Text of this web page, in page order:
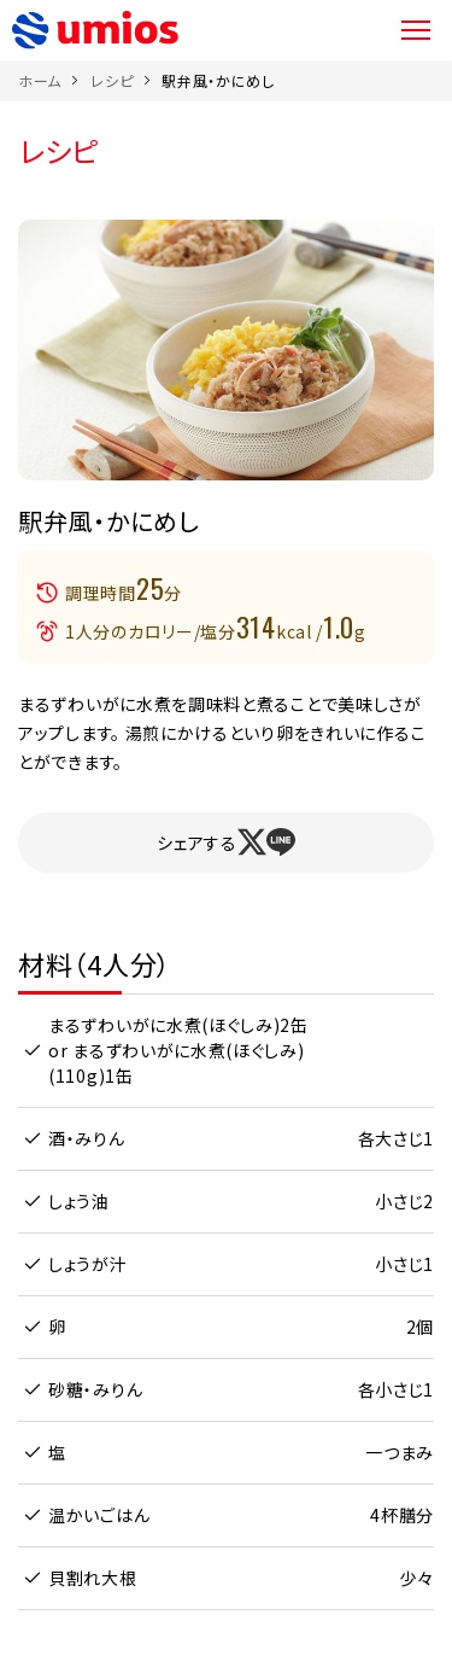
ホーム レシピ 駅弁風・かにめし
レシピ
駅弁風・かにめし
調理時間25分
1人分のカロリー/塩分314kcal /1.0g
まるずわいがに水煮を調味料と煮ることで美味しさが
アップします。 湯煎にかけるといり卵をきれいに作るこ
とができます。
シェアする
材料（4人分）
まるずわいがに水煮(ほぐしみ)2缶
or まるずわいがに水煮(ほぐしみ)
(110g)1缶
酒・みりん 各大さじ1
しょう油 小さじ2
しょうが汁 小さじ1
卵 2個
砂糖・みりん 各小さじ1
塩 一つまみ
温かいごはん 4杯膳分
貝割れ大根 少々